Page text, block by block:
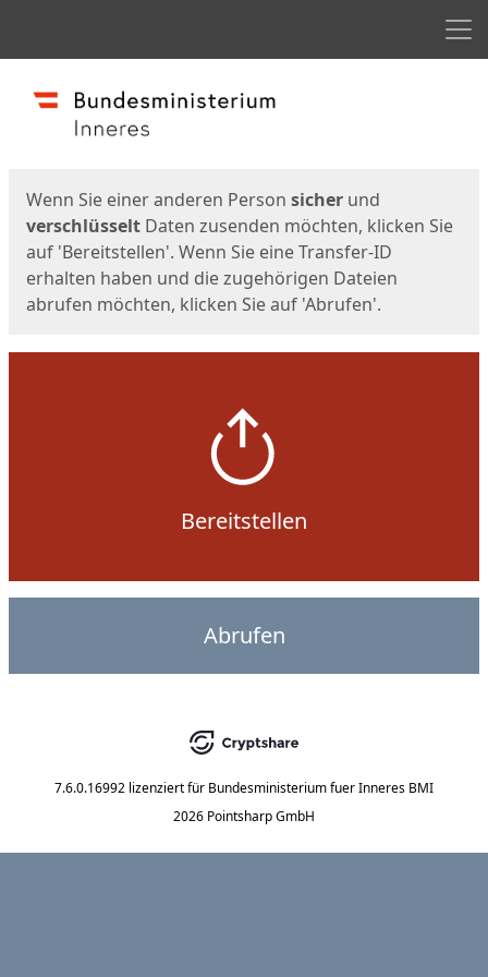
Start
Wenn Sie einer anderen Person sicher und
verschlüsselt Daten zusenden möchten, klicken Sie
auf 'Bereitstellen'. Wenn Sie eine Transfer-ID
erhalten haben und die zugehörigen Dateien
abrufen möchten, klicken Sie auf 'Abrufen'.
Bereitstellen
Abrufen
7.6.0.16992 lizenziert für Bundesministerium fuer Inneres BMI
2026 Pointsharp GmbH